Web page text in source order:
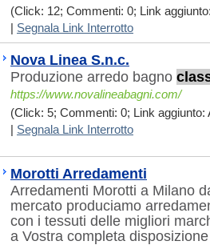
(Click: 12; Commenti: 0; Link
Segnala Link Interrotto
Nova Linea S.n.c.
Produzione arredo bagno
https://www.novalineabagni.com/
(Click: 5; Commenti: 0; Link aggiunto:
Segnala Link Interrotto
Morotti Arredamenti
Arredamenti Morotti a Milano
mercato produciamo
con i tessuti delle migliori
a Vostra completa